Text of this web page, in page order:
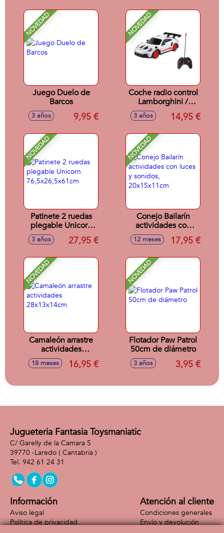
NOVEDAD
Juego Duelo de
Barcos
3 años 9,95 €
NOVEDAD
Coche radio control
Lamborghini /
Porsche 911 /
Aston Martin escala
surtidos
3 años 14,95 €
NOVEDAD
Patinete 2 ruedas
plegable Unicorn
76,5x26,5x61cm
3 años 27,95 €
NOVEDAD
Conejo Bailarín
actividades con
luces y sonidos,
20x15x11cm
12 meses 17,95 €
NOVEDAD
Camaleón arrastre
actividades
28x13x14cm
18 meses 16,95 €
NOVEDAD
Flotador Paw Patrol
50cm de diámetro
3 años 3,95 €
Jugueteria Fantasia Toysmaniatic
C/ Garelly de la Camara 5
39770 -Laredo ( Cantabria )
942 61 24 31
Información
Aviso legal
Política de privacidad
Atención al cliente
Condiciones generales
Envío y devolución